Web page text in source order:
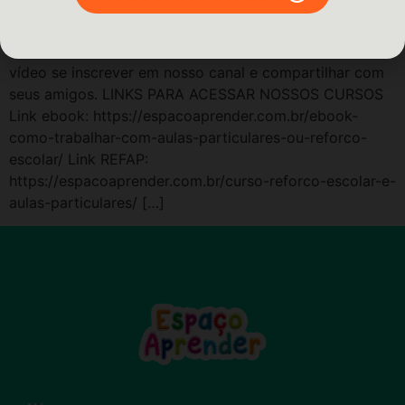
https://espacoaprender.com.br/bio/ Oi, tudo bem? No
vídeo se inscrever em nosso canal e compartilhar com
seus amigos. LINKS PARA ACESSAR NOSSOS CURSOS
Link ebook: https://espacoaprender.com.br/ebook-
como-trabalhar-com-aulas-particulares-ou-reforco-
escolar/ Link REFAP:
https://espacoaprender.com.br/curso-reforco-escolar-e-
aulas-particulares/ […]